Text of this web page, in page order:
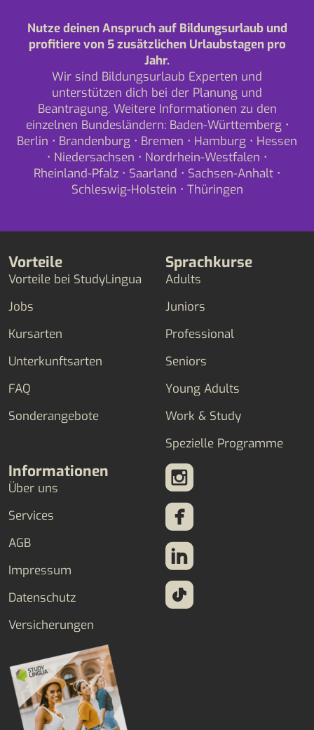
Nutze deinen Anspruch auf Bildungsurlaub und
profitiere von 5 zusätzlichen Urlaubstagen pro
Jahr.
Wir sind Bildungsurlaub Experten und
unterstützen dich bei der Planung und
Beantragung. Weitere Informationen zu den
einzelnen Bundesländern: Baden-Württemberg•
Berlin • Brandenburg • Bremen • Hamburg • Hessen
• Niedersachsen • Nordrhein-Westfalen •
Rheinland-Pfalz • Saarland • Sachsen-Anhalt •
Schleswig-Holstein • Thüringen
Vorteile
Vorteile bei StudyLingua
Jobs
Kursarten
Unterkunftsarten
FAQ
Sonderangebote
Sprachkurse
Adults
Juniors
Professional
Seniors
Young Adults
Work & Study
Spezielle Programme
Informationen
Über uns
Services
AGB
Impressum
Datenschutz
Versicherungen